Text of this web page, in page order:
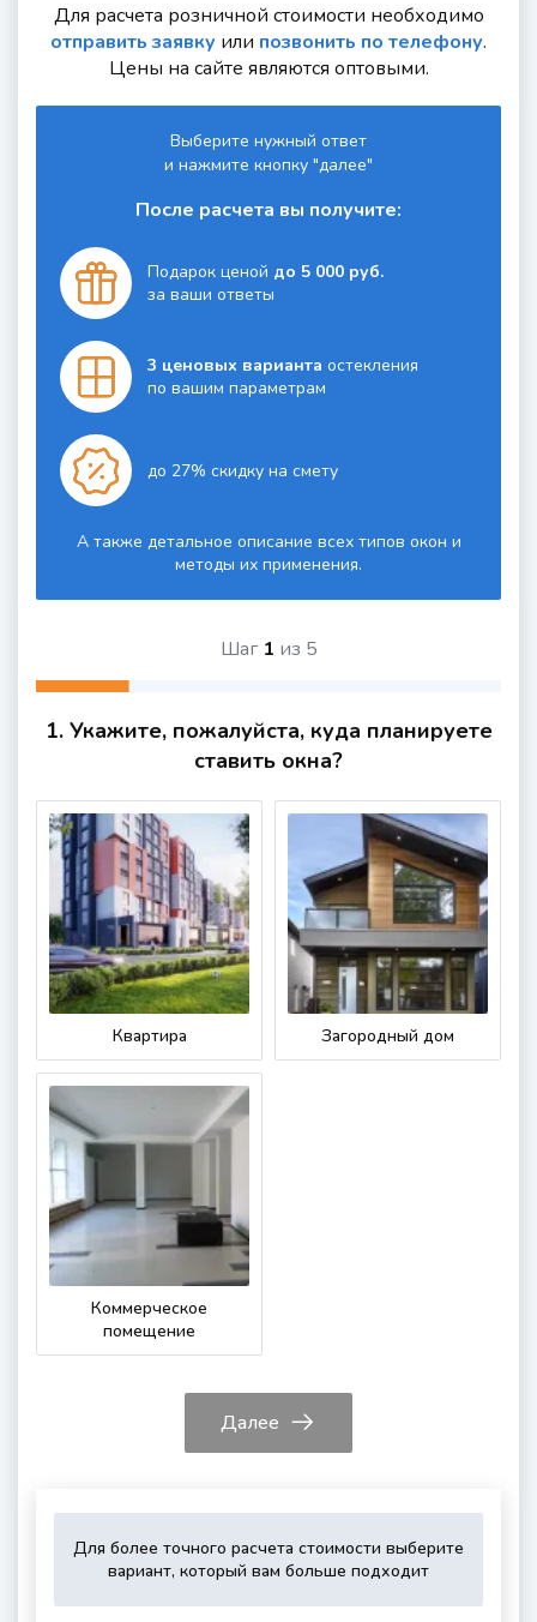
Для расчета розничной стоимости необходимо
отправить заявку или позвонить по телефону.
Цены на сайте являются оптовыми.
Выберите нужный ответ
и нажмите кнопку "далее"
После расчета вы получите:
Подарок ценой до 5 000 руб.
за ваши ответы
3 ценовых вариантаостекления
по вашим параметрам
до 27% скидку на смету
А также детальное описание всех типов окон и
методы их применения.
Шаг 1 из 5
1. Укажите, пожалуйста, куда планируете
ставить окна?
Квартира Загородный дом
Коммерческое
помещение
Далее
Для более точного расчета стоимости выберите
вариант, который вам больше подходитУкажите,
Выберите,
Это
Укажите